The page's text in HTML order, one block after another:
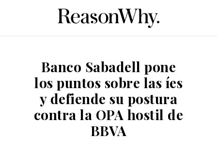
Banco Sabadell pone
los puntos sobre las íes
y defiende su postura
contra la OPA hostil de
BBVA